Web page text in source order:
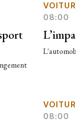
08:00
08:00